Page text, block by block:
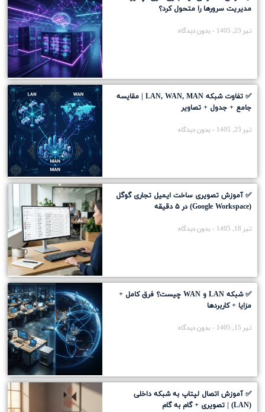
مدیریت سرورها را متحول کرد؟
تیر 23, 1405 بدون دیدگاه
✅ تفاوت شبکه LAN, WAN, MAN | مقایسه
جامع + جدول + تصاویر
تیر 23, 1405 بدون دیدگاه
✅ آموزش تصویری ساخت ایمیل تجاری گوگل
(Google Workspace) در ۵ دقیقه
تیر 18, 1405 بدون دیدگاه
✅ شبکه LAN و WAN چیست؟ فرق کامل +
مزایا + کاربردها
تیر 15, 1405 بدون دیدگاه
✅ آموزش اتصال لپتاپ به شبکه داخلی
(LAN) | تصویری + گام به گام